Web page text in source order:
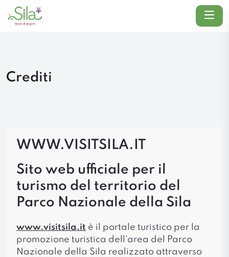
Menu
Crediti
WWW.VISITSILA.IT
Sito web ufficiale per il
turismo del territorio del
Parco Nazionale della Sila
www.visitsila.it è il portale turistico per la
promozione turistica dell'area del Parco
Nazionale della Sila realizzato attraverso